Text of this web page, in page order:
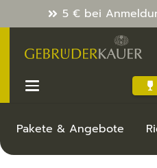
5 € bei
Pakete & Angebote